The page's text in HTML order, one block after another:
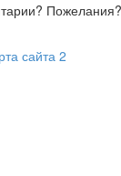
сайта 2